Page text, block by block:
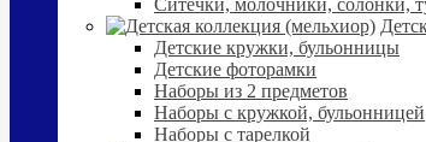
Ситечки, молочники, солонки,
Детские кружки, бульонницы
Детские фоторамки
Наборы из 2 предметов
Наборы с кружкой, бульонницей
Наборы с тарелкой